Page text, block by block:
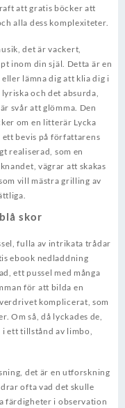
att gratis böcker att
alla dess komplexiteter.
det är vackert,
inom din själ. Detta är en
lämna dig att klia dig i
och det absurda,
svår att glömma. Den
om en litterär Lycka
ett bevis på författarens
realiserad, som en
vägrar att skakas
vill mästra grilling av
skor
fulla av intrikata trådar
ebook nedladdning
ett pussel med många
för att bilda en
komplicerat, som
Om så, då lyckades de,
i ett tillstånd av limbo,
det är en utforskning
ofta vad det skulle
färdigheter i observation